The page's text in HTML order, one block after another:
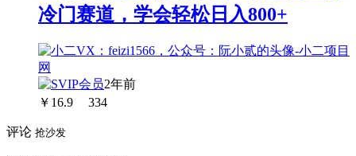
冷门赛道，学会轻松日入800+
2年前
￥ 16.9 334
评论 抢沙发